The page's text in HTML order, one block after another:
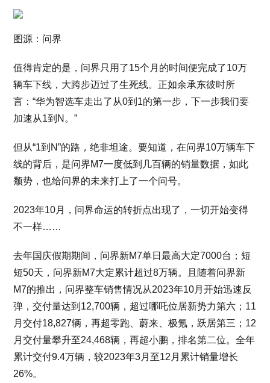
图源：问界
值得肯定的是，问界只用了15个月的时间便完成了10万
辆车下线，大跨步迈过了生死线。正如余承东彼时所
言：“华为智选车走出了从0到1的第一步，下一步我们要
加速从1到N。”
但从“1到N”的路，绝非坦途。要知道，在问界10万辆车下
线的背后，是问界M7一度低到几百辆的销量数据，如此
颓势，也给问界的未来打上了一个问号。
2023年10月，问界命运的转折点出现了，一切开始变得
不一样……
去年国庆假期期间，问界新M7单日最高大定7000台；短
短50天，问界新M7大定累计超过8万辆。且随着问界新
M7的推出，问界整车销售情况从2023年10月开始迅速反
弹，交付量达到12,700辆，超过哪吒位居新势力第六；11
月交付18,827辆，再超零跑、蔚来、极氪，跃居第三；12
月交付量攀升至24,468辆，再超小鹏，排名第二位。全年
累计交付9.4万辆，较2023年3月至12月累计销量增长
26%。